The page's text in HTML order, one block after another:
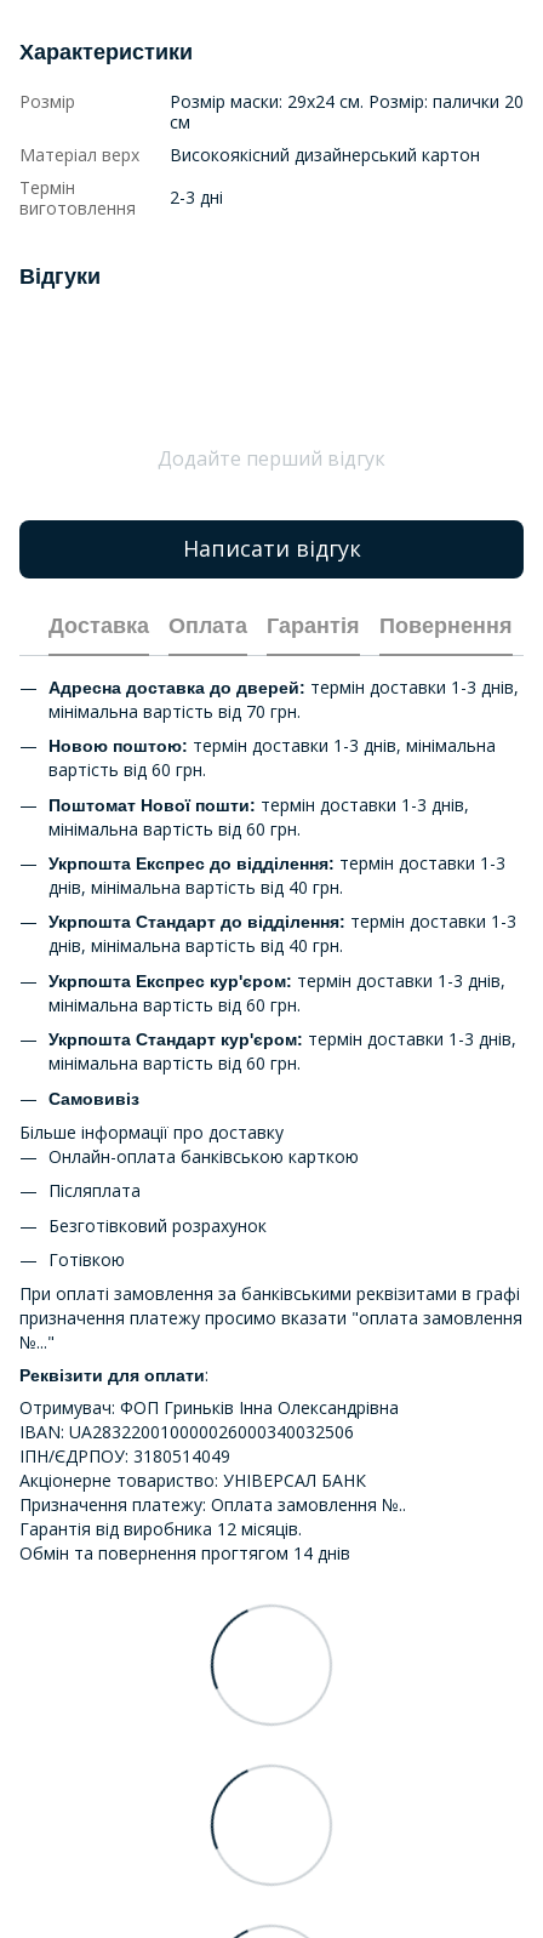
Характеристики
Розмір
Розмір маски: 29х24 см. Розмір: палички 20
см
Матеріал верх
Високоякісний дизайнерський картон
Термін
виготовлення
2-3 дні
Відгуки
Додайте перший відгук
Написати відгук
Доставка Оплата Гарантія Повернення
Адресна доставка до дверей: термін доставки 1-3 днів,
мінімальна вартість від 70 грн.
Новою поштою: термін доставки 1-3 днів, мінімальна
вартість від 60 грн.
Поштомат Нової пошти: термін доставки 1-3 днів,
мінімальна вартість від 60 грн.
Укрпошта Експрес до відділення: термін доставки 1-3
днів, мінімальна вартість від 40 грн.
Укрпошта Стандарт до відділення: термін доставки 1-3
днів, мінімальна вартість від 40 грн.
Укрпошта Експрес кур'єром: термін доставки 1-3 днів,
мінімальна вартість від 60 грн.
Укрпошта Стандарт кур'єром: термін доставки 1-3 днів,
мінімальна вартість від 60 грн.
Самовивіз
Більше інформації про доставку
Онлайн-оплата банківською карткою
Післяплата
Безготівковий розрахунок
Готівкою
При оплаті замовлення за банківськими реквізитами в графі
призначення платежу просимо вказати "оплата замовлення
№..."
Реквізити для оплати:
Отримувач: ФОП Гриньків Інна Олександрівна
IBAN: UA283220010000026000340032506
ІПН/ЄДРПОУ: 3180514049
Акціонерне товариство: УНІВЕРСАЛ БАНК
Призначення платежу: Оплата замовлення №..
Гарантія від виробника 12 місяців.
Обмін та повернення прогтягом 14 днів